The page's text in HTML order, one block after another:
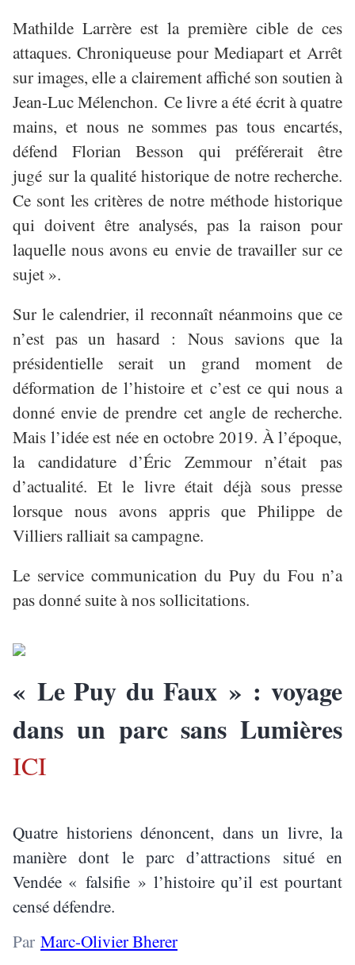
Mathilde Larrère est la première cible de ces
attaques. Chroniqueuse pour Mediapart et Arrêt
sur images, elle a clairement affiché son soutien à
Jean-Luc Mélenchon. Ce livre a été écrit à quatre
mains, et nous ne sommes pas tous encartés,
défend Florian Besson qui préférerait être
jugé sur la qualité historique de notre recherche.
Ce sont les critères de notre méthode historique
qui doivent être analysés, pas la raison pour
laquelle nous avons eu envie de travailler sur ce
sujet ».
Sur le calendrier, il reconnaît néanmoins que ce
n’est pas un hasard : Nous savions que la
présidentielle serait un grand moment de
déformation de l’histoire et c’est ce qui nous a
donné envie de prendre cet angle de recherche.
Mais l’idée est née en octobre 2019. Àl’époque,
la candidature d’Éric Zemmour n’était pas
d’actualité. Et le livre était déjà sous presse
lorsque nous avons appris que Philippe de
Villiers ralliait sa campagne.
Le service communication du Puy du Fou n’a
pas donné suite à nos sollicitations.
« Le Puy du Faux » : voyage
dans un parc sans Lumières
ICI
Quatre historiens dénoncent, dans un livre, la
manière dont le parc d’attractions situé en
Vendée « falsifie » l’histoire qu’il est pourtant
censé défendre.
Par Marc-Olivier Bherer